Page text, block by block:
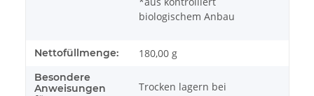
biologischem Anbau
Nettofüllmenge: 180,00 g
Besondere
Anweisungen
Trocken lagern bei